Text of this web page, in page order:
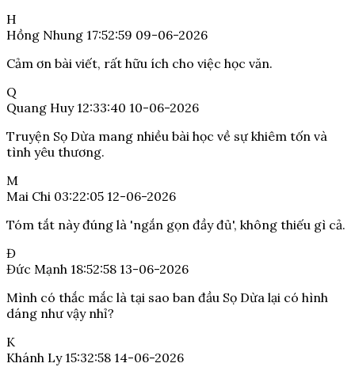
H
Hồng Nhung 17:52:59 09-06-2026
Cảm ơn bài viết, rất hữu ích cho việc học văn.
Q
Quang Huy 12:33:40 10-06-2026
Truyện Sọ Dừa mang nhiều bài học về sự khiêm tốn và
tình yêu thương.
M
Mai Chi 03:22:05 12-06-2026
Tóm tắt này đúng là 'ngắn gọn đầy đủ', không thiếu gì cả.
Đ
Đức Mạnh 18:52:58 13-06-2026
Mình có thắc mắc là tại sao ban đầu Sọ Dừa lại có hình
dáng như vậy nhỉ?
K
Khánh Ly 15:32:58 14-06-2026